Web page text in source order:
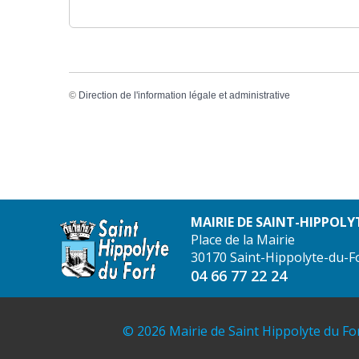
© Direction de l'information légale et administrative
MAIRIE DE SAINT-
Place de la Mairie
30170 Saint-Hippolyte-du-
04 66 77 22 24
© 2026 Mairie de Saint Hippolyte du